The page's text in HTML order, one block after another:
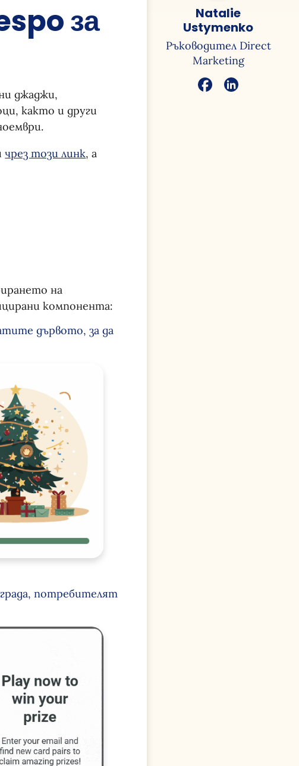
за
джаджи,
както и други
чрез този линк, а
на
компонента:
дървото, за да
потребителят
Natalie
Ustymenko
Ръководител Direct
Marketing